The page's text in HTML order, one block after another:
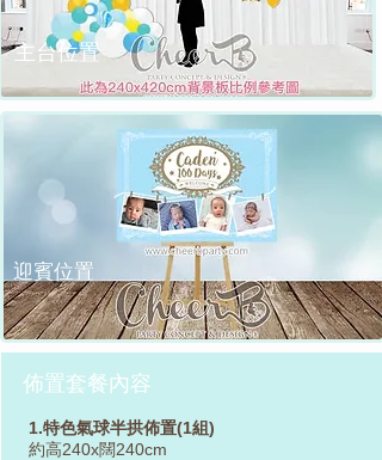
​主台位置
​迎賓位置
佈置套餐內容
1.特色氣球半拱佈置(1組)
約高240x闊240cm